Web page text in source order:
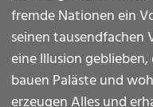
fremde Nationen ein
seinen
eine Illusion
bauen Paläste und